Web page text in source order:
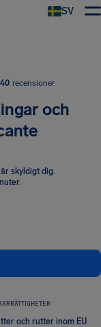
SV
recensioner
och
skyldigt dig.
och rutter inom EU